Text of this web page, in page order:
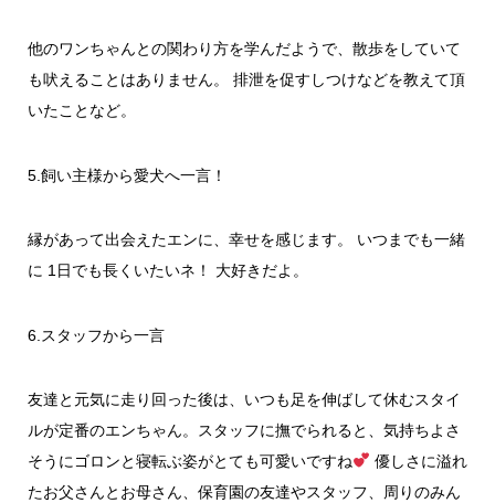
他のワンちゃんとの関わり方を学んだようで、散歩をしていて
も吠えることはありません。 排泄を促すしつけなどを教えて頂
いたことなど。
5.飼い主様から愛犬へ一言！
縁があって出会えたエンに、幸せを感じます。 いつまでも一緒
に 1日でも長くいたいネ！ 大好きだよ。
6.スタッフから一言
友達と元気に走り回った後は、いつも足を伸ばして休むスタイ
ルが定番のエンちゃん。スタッフに撫でられると、気持ちよさ
そうにゴロンと寝転ぶ姿がとても可愛いですね
優しさに溢れ
たお父さんとお母さん、保育園の友達やスタッフ、周りのみん